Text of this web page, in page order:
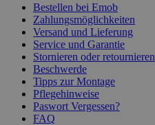
Bestellen bei Emob
Zahlungsmöglichkeiten
Versand und Lieferung
Service und Garantie
Stornieren oder retournieren
Beschwerde
Tipps zur Montage
Pflegehinweise
Paswort Vergessen?
FAQ